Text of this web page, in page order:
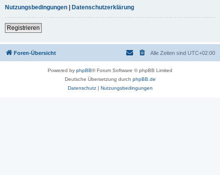
Nutzungsbedingungen | Datenschutzerklärung
Registrieren
Foren-Übersicht Alle Zeiten sind UTC+02:00
Powered by phpBB® Forum Software © phpBB Limited
Deutsche Übersetzung durch phpBB.de
Datenschutz| Nutzungsbedingungen